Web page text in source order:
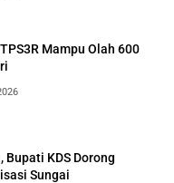
Mampu Olah 600
Bupati KDS Dorong
Sungai